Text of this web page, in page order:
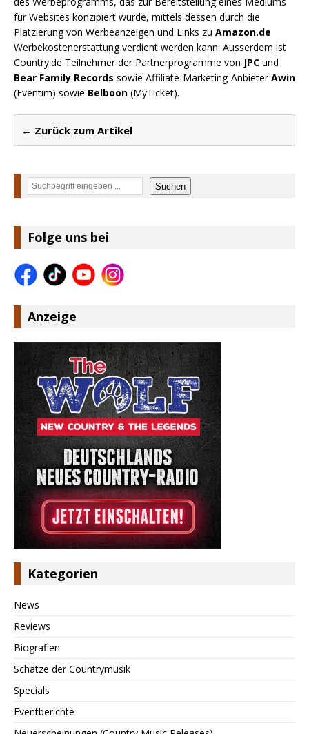
für Websites konzipiert wurde, mittels dessen durch die
Platzierung von Werbeanzeigen und Links zu Amazon.de
Werbekostenerstattung verdient werden kann. Ausserdem ist
Country.de Teilnehmer der Partnerprogramme von JPC und
Bear Family Records sowie Affiliate-Marketing-AnbieterAwin
(Eventim) sowie Belboon (MyTicket).
← Zurück zum Artikel
Suchen Suchen
Folge uns bei
Anzeige
Kategorien
News
Reviews
Biografien
Schätze der Countrymusik
Specials
Eventberichte